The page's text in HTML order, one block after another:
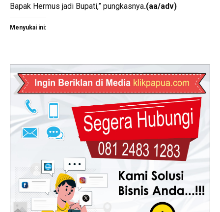
Bapak Hermus jadi Bupati,” pungkasnya.(aa/adv)
Menyukai ini: